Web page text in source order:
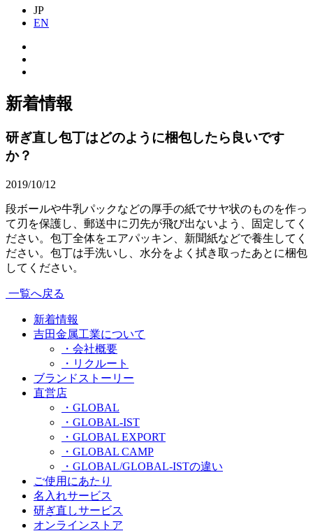
JP
EN
新着情報
研ぎ直し包丁はどのように梱包したら良いです
か？
2019/10/12
段ボールや牛乳パックなどの厚手の紙でサヤ状のものを作っ
て刃を保護し、郵送中に刃先が飛び出ないよう、固定してく
ださい。包丁全体をエアパッキン、新聞紙などで養生してく
ださい。包丁は手洗いし、水分をよく拭き取ったあとに梱包
してください。
一覧へ戻る
新着情報
吉田金属工業について
・会社概要
・リクルート
ブランドストーリー
直営店
・GLOBAL
・GLOBAL-IST
・GLOBAL EXPORT
・GLOBAL CAMP
・GLOBAL/GLOBAL-ISTの違い
ご使用にあたり
名入れサービス
研ぎ直しサービス
オンラインストア